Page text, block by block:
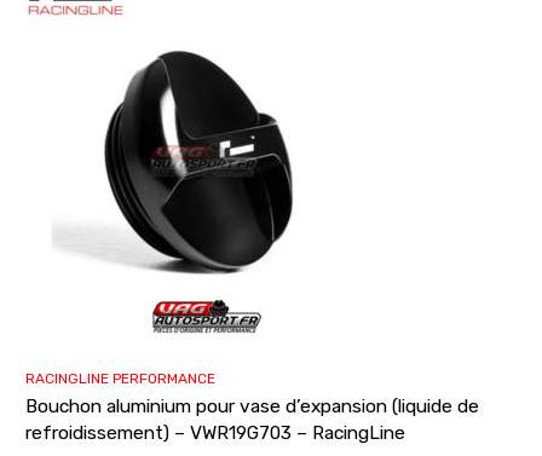
RACINGLINE PERFORMANCE
Bouchon aluminium pour vase d’expansion (liquide de
refroidissement) – VWR19G703 – RacingLine